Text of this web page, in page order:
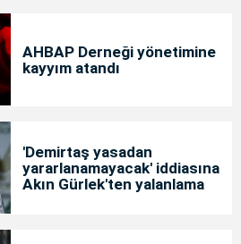
AHBAP Derneği yönetimine
kayyım atandı
'Demirtaş yasadan
yararlanamayacak' iddiasına
Akın Gürlek'ten yalanlama